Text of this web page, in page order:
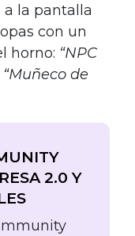
la pantalla
con un
horno: “NPC
“Muñeco de
2.0 Y